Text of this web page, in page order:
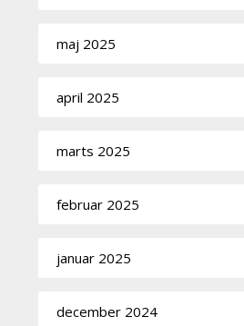
maj 2025
april 2025
marts 2025
februar 2025
januar 2025
december 2024